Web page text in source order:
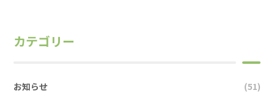
カテゴリー
お知らせ
(51)